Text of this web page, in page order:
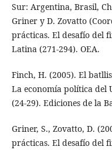
Sur: Argentina, Brasil,
Griner y D. Zovatto
prácticas. El desafío del
Latina (271-294). OEA.
Finch, H. (2005). El
La economía política del
(24-29). Ediciones de la
Griner, S., Zovatto, D.
prácticas. El desafío del